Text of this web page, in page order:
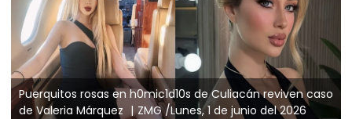
Puerquitos rosas en h0mic1d10s de Culiacán reviven caso
de Valeria Márquez
ZMG /Lunes, 1 de junio del 2026